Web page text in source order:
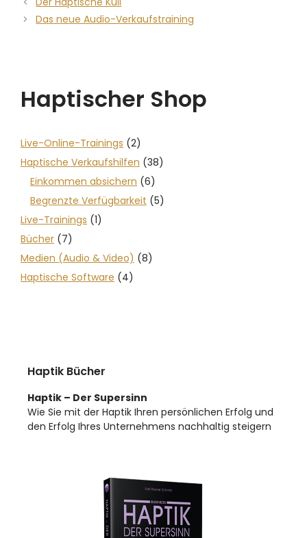
Das neue Audio-Verkaufstraining
Haptischer Shop
Live-Online-Trainings (2)
Haptische Verkaufshilfen (38)
Einkommen absichern (6)
Begrenzte Verfügbarkeit (5)
Live-Trainings (1)
Bücher (7)
Medien (Audio & Video) (8)
Haptische Software (4)
Haptik Bücher
Haptik – Der Supersinn
Wie Sie mit der Haptik Ihren persönlichen Erfolg und
den Erfolg Ihres Unternehmens nachhaltig steigern